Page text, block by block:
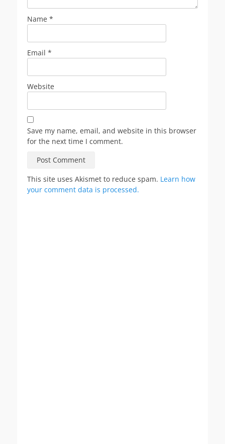
Name *
Email *
Website
Save my name, email, and website in this browser
for the next time I comment.
This site uses Akismet to reduce spam. Learn how
your comment data is processed.